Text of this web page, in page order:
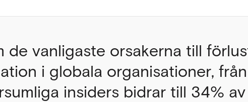
de vanligaste orsakerna till
i globala organisationer,
insiders bidrar till 34% av